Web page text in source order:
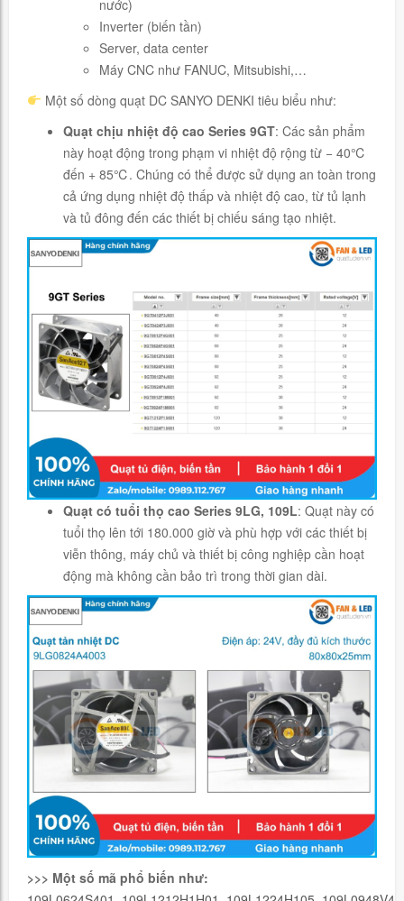
nước)
Inverter (biến tần)
Server, data center
Máy CNC như FANUC, Mitsubishi,…
Một số dòng quạt DC SANYO DENKI tiêu biểu như:
Quạt chịu nhiệt độ cao Series 9GT: Các sản phẩm
này hoạt động trong phạm vi nhiệt độ rộng từ − 40℃
đến + 85℃. Chúng có thể được sử dụng an toàn trong
cả ứng dụng nhiệt độ thấp và nhiệt độ cao, từ tủ lạnh
và tủ đông đến các thiết bị chiếu sáng tạo nhiệt.
Quạt có tuổi thọ cao Series 9LG, 109L: Quạt này có
tuổi thọ lên tới 180.000 giờ và phù hợp với các thiết bị
viễn thông, máy chủ và thiết bị công nghiệp cần hoạt
động mà không cần bảo trì trong thời gian dài.
>>> Một số mã phổ biến như: